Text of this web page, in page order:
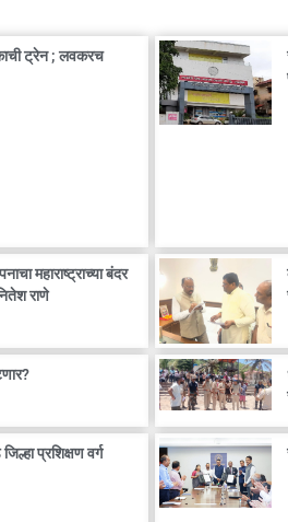
ट्रेन ; लवकरच
महाराष्ट्राच्या बंदर
राणे
प्रशिक्षण वर्ग